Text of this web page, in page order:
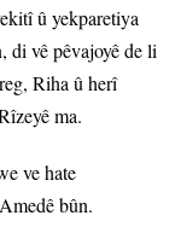
û yekparetiya
di vê pêvajoyê de li
Riha û herî
ma.
ve hate
bûn.